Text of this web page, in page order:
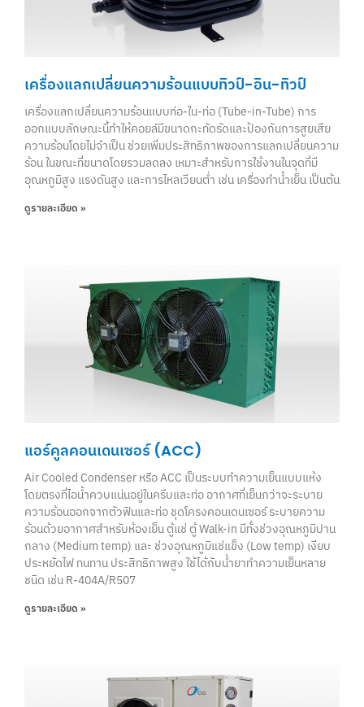
เครื่องแลกเปลี่ยนความร้อนแบบทิวป์-อิน-ทิวป์
เครื่องแลกเปลี่ยนความร้อนแบบท่อ-ใน-ท่อ (Tube-in-Tube) การ
ออกแบบลักษณะนี้ทำให้คอยล์มีขนาดกะทัดรัดและป้องกันการสูยเสีย
ความร้อนโดยไม่จำเป็น ช่วยเพิ่มประสิทธิภาพของการแลกเปลี่ยนความ
ร้อน ในขณะที่ขนาดโดยรวมลดลง เหมาะสำหรับการใช้งานในจุดที่มี
อุณหภูมิสูง แรงดันสูง และการไหลเวียนต่ำ เช่น เครื่องทำน้ำเย็น เป็นต้น
ดูรายละเอียด »
แอร์คูลคอนเดนเซอร์ (ACC)
Air Cooled Condenser หรือ ACC เป็นระบบทำความเย็นแบบแห้ง
โดยตรงที่ไอน้ำควบแน่นอยู่ในครีบและท่อ อากาศที่เย็นกว่าจะระบาย
ความร้อนออกจากตัวฟินและท่อ ชุดโครงคอนเดนเซอร์ ระบายความ
ร้อนด้วยอากาศสําหรับห้องเย็น ตู้แช่ ตู้ Walk-in มีทั้งช่วงอุณหภูมิปาน
กลาง (Medium temp) และ ช่วงอุณหภูมิแช่แข็ง (Low temp) เงียบ
ประหยัดไฟ ทนทาน ประสิทธิภาพสูง ใช้ได้กับนํ้ายาทําความเย็นหลาย
ชนิด เช่น R-404A/R507
ดูรายละเอียด »